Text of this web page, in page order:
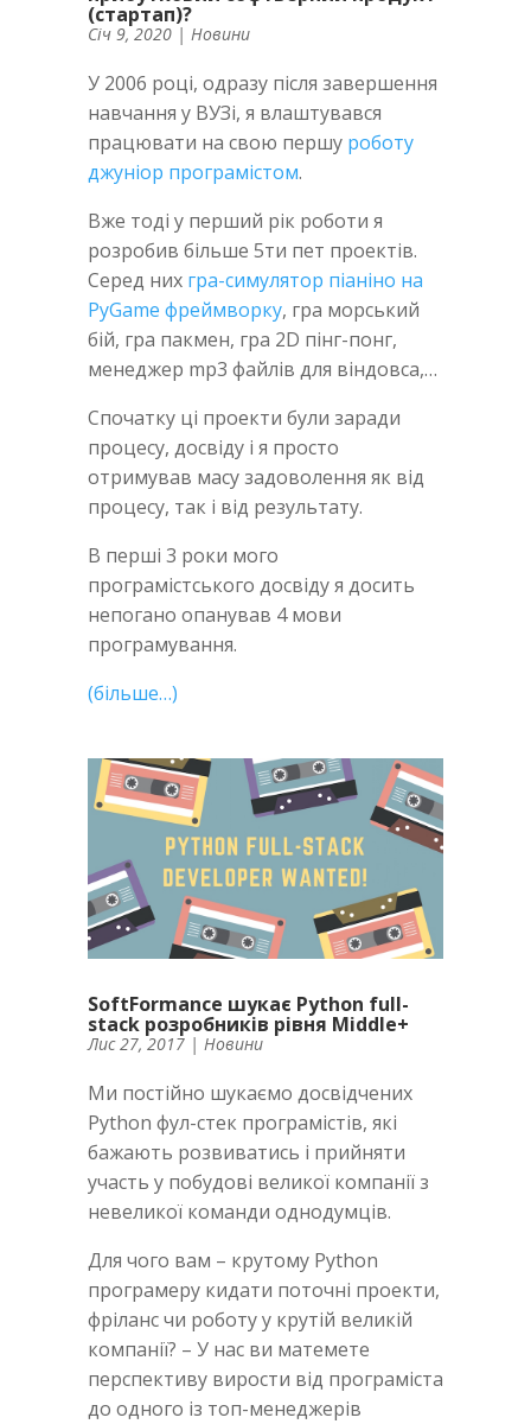
(стартап)?
Січ 9, 2020 | Новини
У 2006 році, одразу після завершення
навчання у ВУЗі, я влаштувався
працювати на свою першу роботу
джуніор програмістом.
Вже тоді у перший рік роботи я
розробив більше 5ти пет проектів.
Серед них гра-симулятор піаніно на
PyGame фреймворку, гра морський
бій, гра пакмен, гра 2D пінг-понг,
менеджер mp3 файлів для віндовса,…
Спочатку ці проекти були заради
процесу, досвіду і я просто
отримував масу задоволення як від
процесу, так і від результату.
В перші 3 роки мого
програмістського досвіду я досить
непогано опанував 4 мови
програмування.
(більше…)
SoftFormance шукає Python full-
stack розробників рівня Middle+
Лис 27, 2017 | Новини
Ми постійно шукаємо досвідчених
Python фул-стек програмістів, які
бажають розвиватись і прийняти
участь у побудові великої компанії з
невеликої команди однодумців.
Для чого вам – крутому Python
програмеру кидати поточні проекти,
фріланс чи роботу у крутій великій
компанії? – У нас ви матемете
перспективу вирости від програміста
до одного із топ-менеджерів